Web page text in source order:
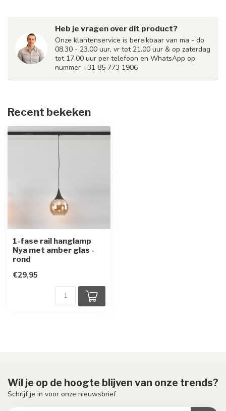
Heb je vragen over dit product?
Onze klantenservice is bereikbaar van ma - do
08.30 - 23.00 uur, vr tot 21.00 uur & op zaterdag
tot 17.00 uur per telefoon en WhatsApp op
nummer +31 85 773 1906
Recent bekeken
1-fase rail hanglamp
Nya met amber glas -
rond
€29,95
Wil je op de hoogte blijven van onze trends?
Schrijf je in voor onze nieuwsbrief